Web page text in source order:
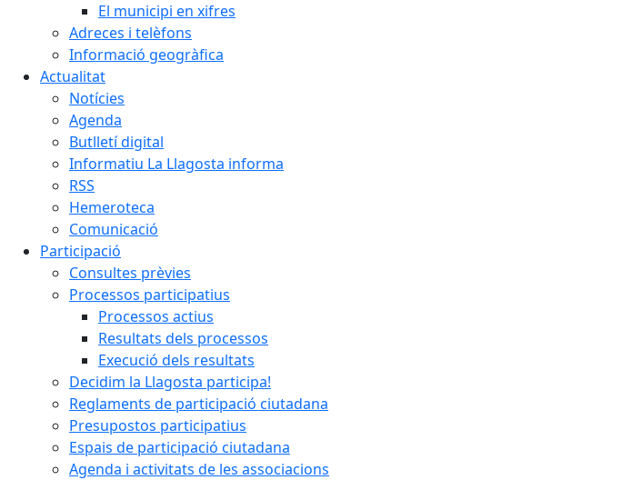
El municipi en xifres
Adreces i telèfons
Informació geogràfica
Actualitat
Notícies
Agenda
Butlletí digital
Informatiu La Llagosta informa
RSS
Hemeroteca
Comunicació
Participació
Consultes prèvies
Processos participatius
Processos actius
Resultats dels processos
Execució dels resultats
Decidim la Llagosta participa!
Reglaments de participació ciutadana
Presupostos participatius
Espais de participació ciutadana
Agenda i activitats de les associacions